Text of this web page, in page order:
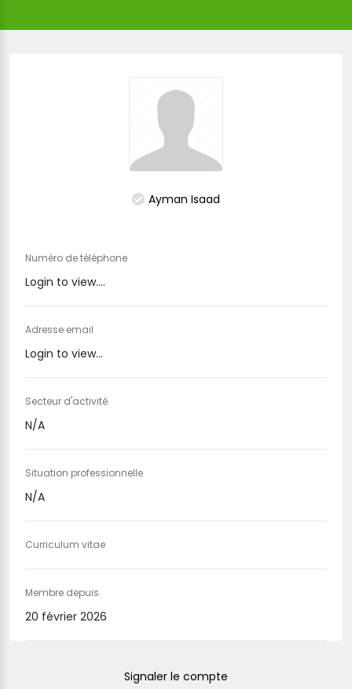
Ayman Isaad
Numéro de téléphone
Login to view....
Adresse email
Login to view...
Secteur d'activité
N/A
Situation professionnelle
N/A
Curriculum vitae
Membre depuis
20 février 2026
Signaler le compte